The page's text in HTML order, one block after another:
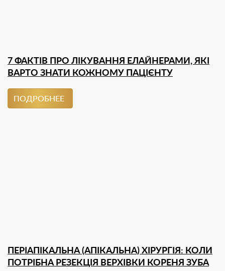
7 ФАКТІВ ПРО ЛІКУВАННЯ ЕЛАЙНЕРАМИ, ЯКІ
ВАРТО ЗНАТИ КОЖНОМУ ПАЦІЄНТУ
ПОДРОБНЕЕ
ПЕРІАПІКАЛЬНА (АПІКАЛЬНА) ХІРУРГІЯ: КОЛИ
ПОТРІБНА РЕЗЕКЦІЯ ВЕРХІВКИ КОРЕНЯ ЗУБА